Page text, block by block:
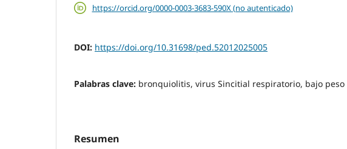
https://orcid.org/0000-0003-3683-590X (no autenticado)
DOI: https://doi.org/10.31698/ped.52012025005
Palabras clave: bronquiolitis, virus Sincitial respiratorio, bajo peso
Resumen